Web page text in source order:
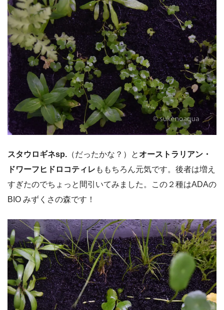
スタウロギネsp. （だったかな？）と オーストラリアン・
ドワーフヒドロコティレ ももちろん元気です。後者は増え
すぎたのでちょっと間引いてみました。この２種はADAの
BIO みずくさの森です！